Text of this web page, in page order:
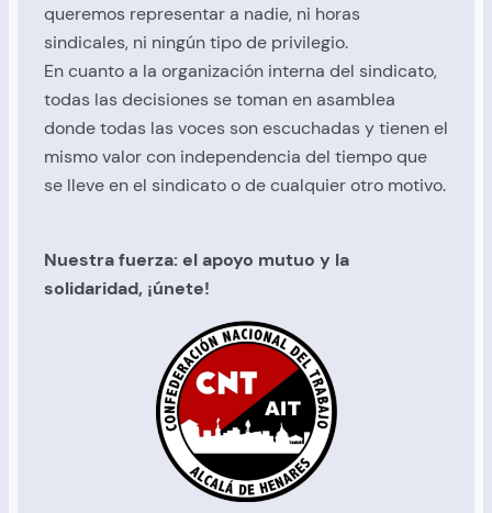
queremos representar a nadie, ni horas
sindicales, ni ningún tipo de privilegio.
En cuanto a la organización interna del sindicato,
todas las decisiones se toman en asamblea
donde todas las voces son escuchadas y tienen el
mismo valor con independencia del tiempo que
se lleve en el sindicato o de cualquier otro motivo.
Nuestra fuerza: el apoyo mutuo y la
solidaridad, ¡únete!